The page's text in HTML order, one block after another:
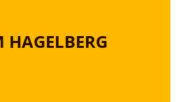
HAGELBERG